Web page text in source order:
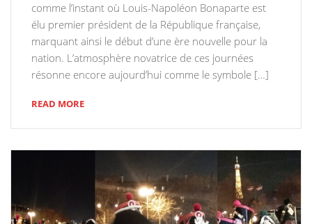
comme l’instant où Louis-Napoléon Bonaparte est
élu premier président de la République française,
marquant ainsi le début d’une ère nouvelle pour la
nation. L’atmosphère novatrice de ces journées
résonne encore aujourd’hui comme le symbole […]
READ MORE